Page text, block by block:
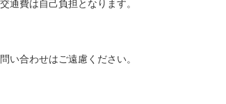
通費は自己負担となります。
い合わせはご遠慮ください。